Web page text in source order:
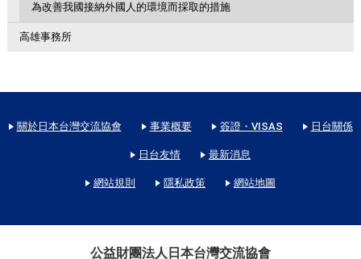
為改善我國接納外國人的環境而採取的措施
高雄事務所
關於日本台灣交流協會 事業概要 簽證・VISAS 日台關係
日台友情 最新消息
網站規則 隱私政策 網站地圖
公益財團法人日本台灣交流協會